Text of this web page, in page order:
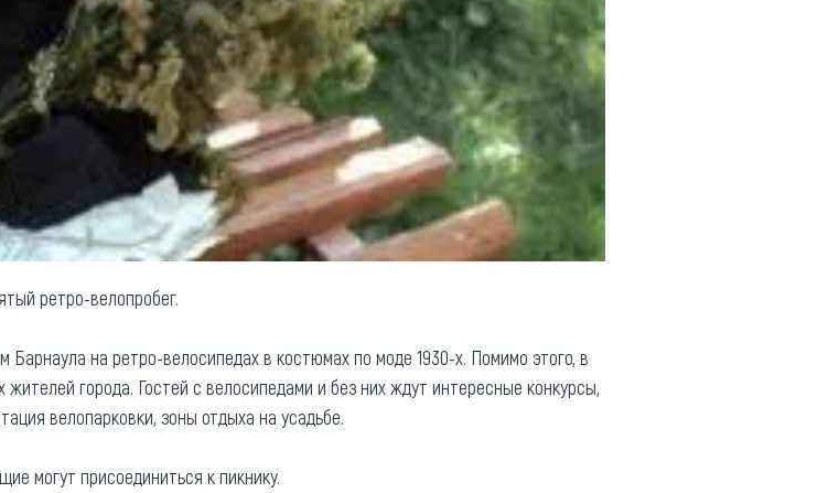
ретро-велопробег.
на ретро-велосипедах в костюмах по моде 1930-х. Помимо этого, в
города. Гостей с велосипедами и без них ждут интересные конкурсы,
велопарковки, зоны отдыха на усадьбе.
могут присоединиться к пикнику.